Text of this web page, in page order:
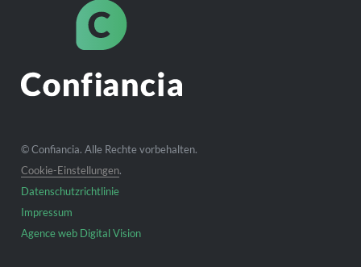
© Confiancia. Alle Rechte vorbehalten.
Cookie-Einstellungen.
Datenschutzrichtlinie
Impressum
Agence web Digital Vision